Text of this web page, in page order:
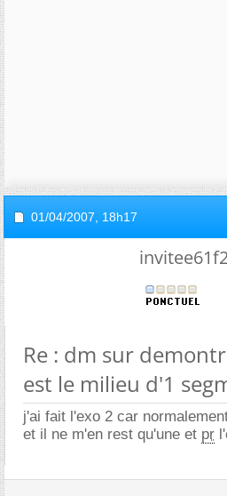
01/04/2007, 18h17
Re : dm sur
est le milieu d'1
j'ai fait l'exo 2 car
et il ne m'en rest qu'une et pr